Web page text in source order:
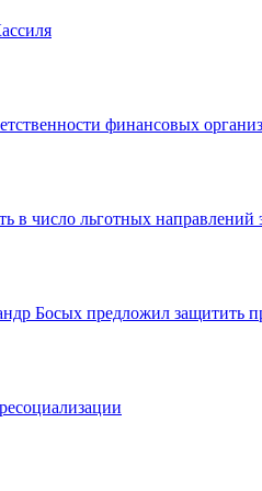
финансовых
в число льготных направлений
Босых предложил защитить